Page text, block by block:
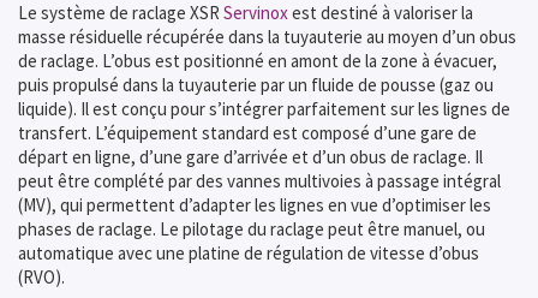
Le système de raclage XSR Servinoxest destiné à valoriser la
masse résiduelle récupérée dans la tuyauterie au moyen d’un obus
de raclage. L’obus est positionné en amont de la zone à évacuer,
puis propulsé dans la tuyauterie par un fluide de pousse (gaz ou
liquide). Il est conçu pour s’intégrer parfaitement sur les lignes de
transfert. L’équipement standard est composé d’une gare de
départ en ligne, d’une gare d’arrivée et d’un obus de raclage. Il
peut être complété par des vannes multivoies à passage intégral
(MV), qui permettent d’adapter les lignes en vue d’optimiser les
phases de raclage. Le pilotage du raclage peut être manuel, ou
automatique avec une platine de régulation de vitesse d’obus
(RVO).